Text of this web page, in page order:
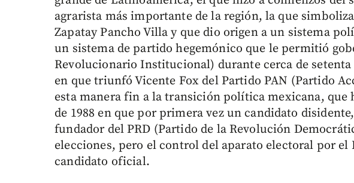
agrarista más importante de la región, la que
Zapatay Pancho Villa y que dio origen a un sistema
un sistema de partido hegemónico que le permitió
Revolucionario Institucional) durante cerca de setenta
en que triunfó Vicente Fox del Partido PAN (Partido
esta manera fin a la transición política mexicana, que
de 1988 en que por primera vez un candidato
fundador del PRD (Partido de la Revolución
elecciones, pero el control del aparato electoral por el
candidato oficial.